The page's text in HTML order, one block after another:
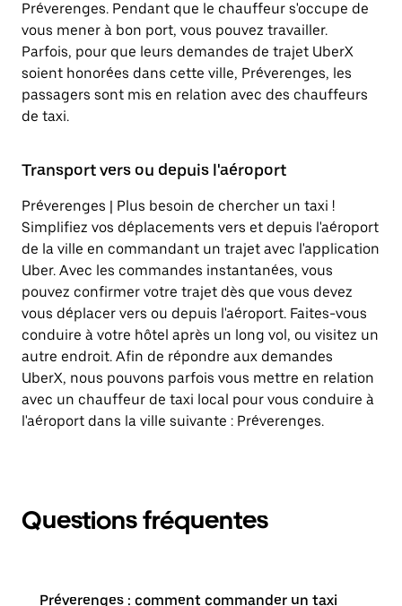
Préverenges. Pendant que le chauffeur s'occupe de
vous mener à bon port, vous pouvez travailler.
Parfois, pour que leurs demandes de trajet UberX
soient honorées dans cette ville, Préverenges, les
passagers sont mis en relation avec des chauffeurs
de taxi.
Transport vers ou depuis l'aéroport
Préverenges | Plus besoin de chercher un taxi !
Simplifiez vos déplacements vers et depuis l'aéroport
de la ville en commandant un trajet avec l'application
Uber. Avec les commandes instantanées, vous
pouvez confirmer votre trajet dès que vous devez
vous déplacer vers ou depuis l'aéroport. Faites-vous
conduire à votre hôtel après un long vol, ou visitez un
autre endroit. Afin de répondre aux demandes
UberX, nous pouvons parfois vous mettre en relation
avec un chauffeur de taxi local pour vous conduire à
l'aéroport dans la ville suivante : Préverenges.
Questions fréquentes
Préverenges : comment commander un taxi